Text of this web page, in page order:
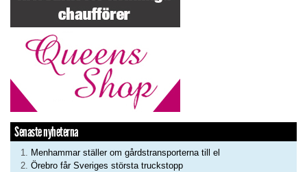
Senaste nyheterna
Menhammar ställer om gårdstransporterna till el
Örebro får Sveriges största truckstopp